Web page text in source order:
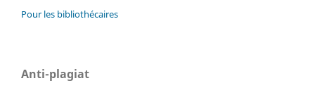
Pour les bibliothécaires
Anti-plagiat